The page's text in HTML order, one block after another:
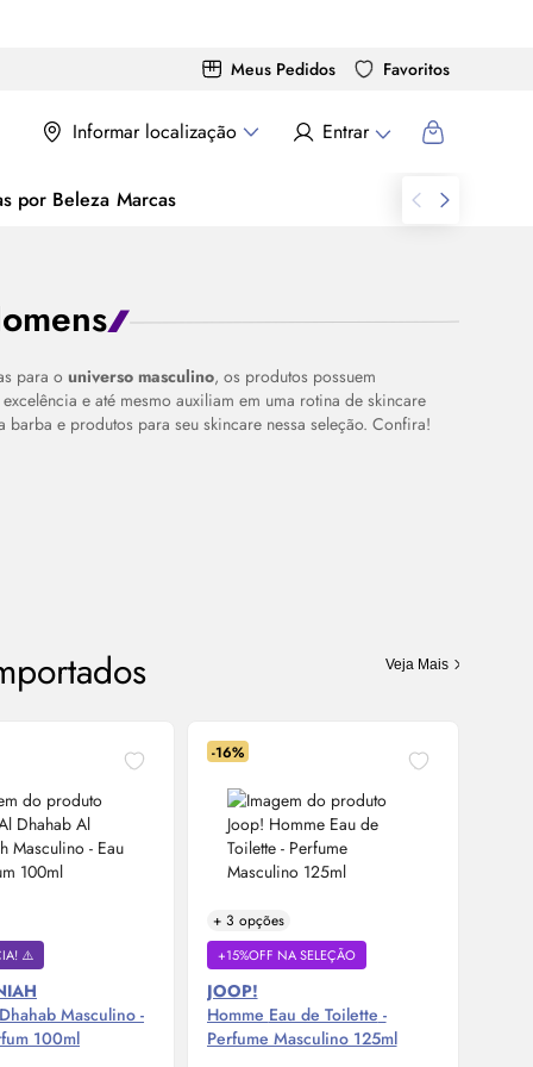
Meus Pedidos Favoritos
Informar localização Entrar
por Beleza Marcas
para ouniverso masculino, os produtos possuem
e até mesmo auxiliam em uma rotina deskincare
barba e produtos para seuskincare nessa seleção. Confira!
Veja Mais
⚠️
Masculino -
100ml
-16%
+ 3 opções
+15%OFF NA SELEÇÃO
JOOP!
Homme Eau de Toilette -
Perfume Masculino 125ml